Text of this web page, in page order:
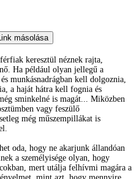
Link másolása
keresztül néznek rajta,
Ha például olyan jellegű a
munkásnadrágban kell dolgoznia,
a haját hátra kell fognia és
sminkelné is magát... Miközben
vagy feszülő
még műszempillákat is
oda, hogy ne akarjunk állandóan
a személyisége olyan, hogy
mert utálja felhívmi magára a